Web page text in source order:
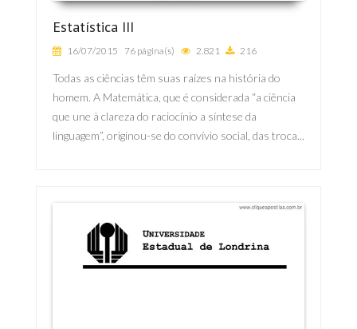
Estatística III
16/07/2015 76 página(s) 2.821 216
Todas as ciências têm suas raízes na história do
homem. A Matemática, que é considerada “a ciência
que une à clareza do raciocínio a síntese da
linguagem”, originou-se do convívio social, das troca...